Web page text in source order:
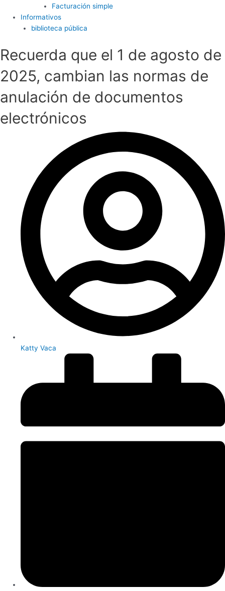
Facturación simple
Informativos
biblioteca pública
Recuerda que el 1 de agosto de
2025, cambian las normas de
anulación de documentos
electrónicos
Katty Vaca